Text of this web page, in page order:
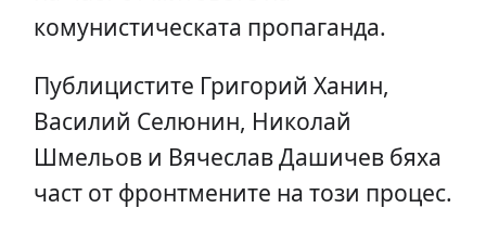
комунистическата пропаганда.
Публицистите Григорий Ханин,
Василий Селюнин, Николай
Шмельов и Вячеслав Дашичев бяха
част от фронтмените на този процес.